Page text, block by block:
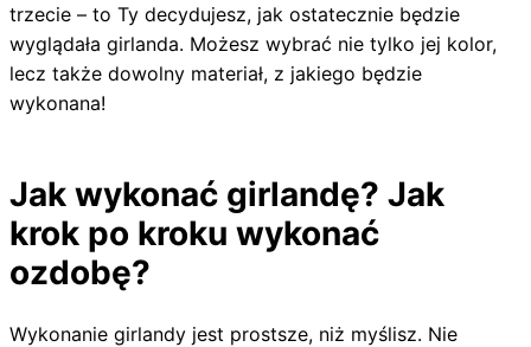
trzecie – to Ty decydujesz, jak ostatecznie będzie
wyglądała girlanda. Możesz wybrać nie tylko jej kolor,
lecz także dowolny materiał, z jakiego będzie
wykonana!
Jak wykonać girlandę? Jak
krok po kroku wykonać
ozdobę?
Wykonanie girlandy jest prostsze, niż myślisz. Nie